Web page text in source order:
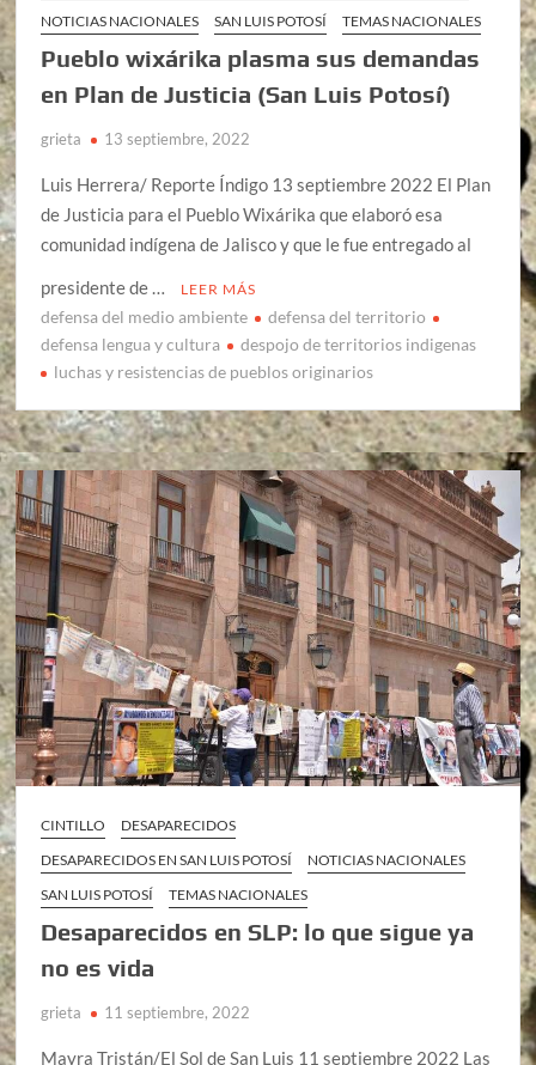
NOTICIAS NACIONALES
SAN LUIS POTOSÍ TEMAS NACIONALES
Pueblo wixárika plasma sus demandas
en Plan de Justicia (San Luis Potosí)
grieta 13 septiembre, 2022
Luis Herrera/ Reporte Índigo 13 septiembre 2022 El Plan
de Justicia para el Pueblo Wixárika que elaboró esa
comunidad indígena de Jalisco y que le fue entregado al
presidente de …
LEER MÁS
defensa del medio ambiente
defensa del territorio
defensa lengua y cultura
despojo de territorios indigenas
luchas y resistencias de pueblos originarios
CINTILLO
DESAPARECIDOS
DESAPARECIDOS EN SAN LUIS POTOSÍ
NOTICIAS NACIONALES
SAN LUIS POTOSÍ
TEMAS NACIONALES
Desaparecidos en SLP: lo que sigue ya
no es vida
grieta 11 septiembre, 2022
Mayra Tristán/El Sol de San Luis 11 septiembre 2022 Las